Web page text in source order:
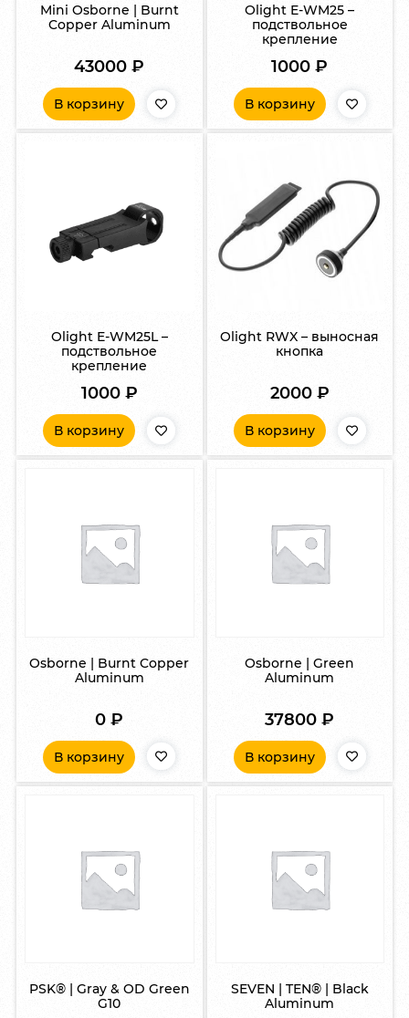
Mini Osborne | Burnt
Copper Aluminum
43000₽
В корзину
Olight E-WM25 –
подствольное
крепление
1000₽
В корзину
Olight E-WM25L –
подствольное
крепление
1000 ₽
В корзину
Olight RWX – выносная
кнопка
2000 ₽
В корзину
Osborne | Burnt Copper
Aluminum
0₽
В корзину
Osborne | Green
Aluminum
37800₽
В корзину
PSK® | Gray & OD Green
G10
SEVEN | TEN® | Black
Aluminum